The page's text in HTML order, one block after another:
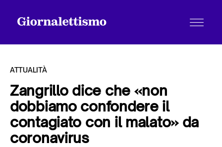
Tutti gli articoli
ATTUALITÀ
Zangrillo dice che «non
dobbiamo confondere il
contagiato con il malato» da
coronavirus